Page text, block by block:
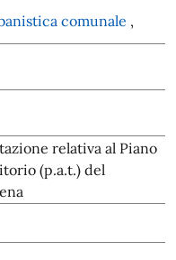
comunale ,
relativa al Piano
(p.a.t.) del